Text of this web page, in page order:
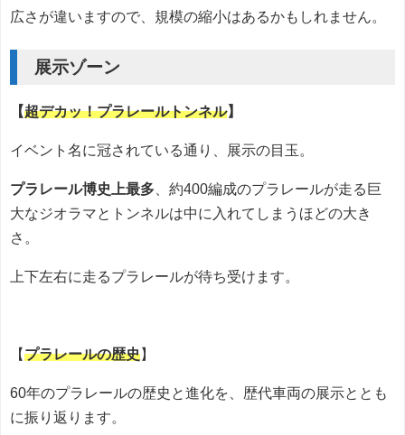
広さが違いますので、規模の縮小はあるかもしれません。
展示ゾーン
【超デカッ！プラレールトンネル】
イベント名に冠されている通り、展示の目玉。
プラレール博史上最多 、約400編成のプラレールが走る巨
大なジオラマとトンネルは中に入れてしまうほどの大き
さ。
上下左右に走るプラレールが待ち受けます。
【プラレールの歴史】
60年のプラレールの歴史と進化を、歴代車両の展示ととも
に振り返ります。